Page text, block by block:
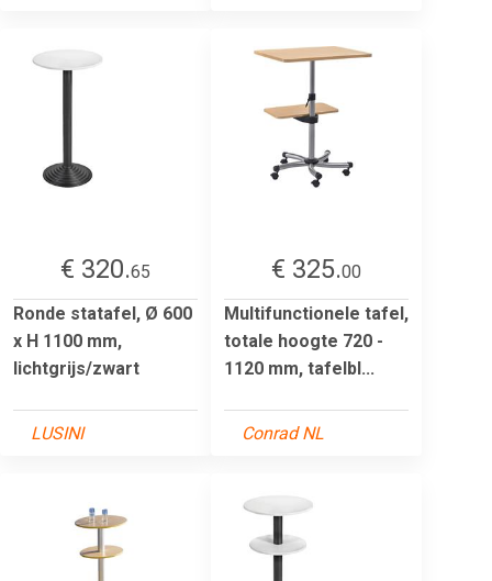
€ 320.65
Ronde statafel, Ø 600
x H 1100 mm,
lichtgrijs/zwart
LUSINI
€ 325.00
Multifunctionele tafel,
totale hoogte 720 -
1120 mm, tafelbl...
Conrad NL